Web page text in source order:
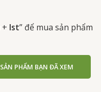
+ Ist” để mua sản phẩm
SẢN PHẨM BẠN ĐÃ XEM